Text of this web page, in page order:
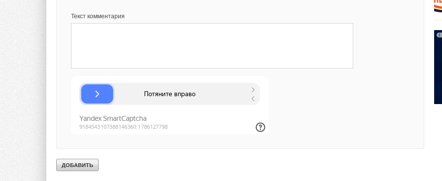
Текст комментария
Текст комментария